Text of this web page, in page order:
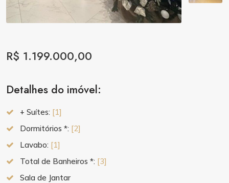
R$ 1.199.000,00
Detalhes do imóvel:
+ Suítes: [1]
Dormitórios *: [2]
Lavabo: [1]
Total de Banheiros *: [3]
Sala de Jantar